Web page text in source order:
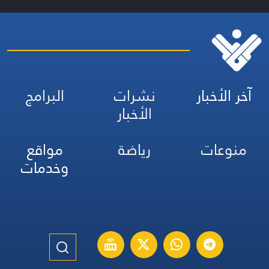
آخر الأخبار نشرات
الأخبار
البرامج
منوعات
رياضة مواقع
وخدمات